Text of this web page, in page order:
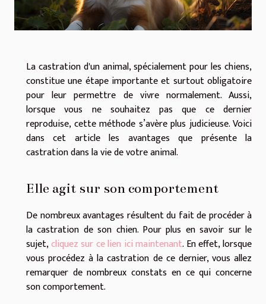
La castration d'un animal, spécialement pour les chiens,
constitue une étape importante et surtout obligatoire
pour leur permettre de vivre normalement. Aussi,
lorsque vous ne souhaitez pas que ce dernier
reproduise, cette méthode s’avère plus judicieuse. Voici
dans cet article les avantages que présente la
castration dans la vie de votre animal.
Elle agit sur son comportement
De nombreux avantages résultent du fait de procéder à
la castration de son chien. Pour plus en savoir sur le
sujet,cliquez sur ce lien ici maintenant. En effet, lorsque
vous procédez à la castration de ce dernier, vous allez
remarquer de nombreux constats en ce qui concerne
son comportement.